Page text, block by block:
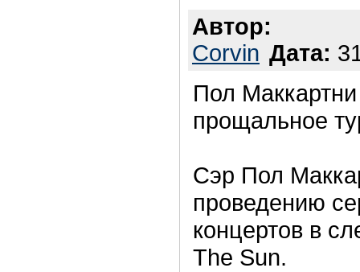
Автор:
Corvin Дата:
Пол
прощальное
Сэр Пол
проведению
концертов в
The Sun.